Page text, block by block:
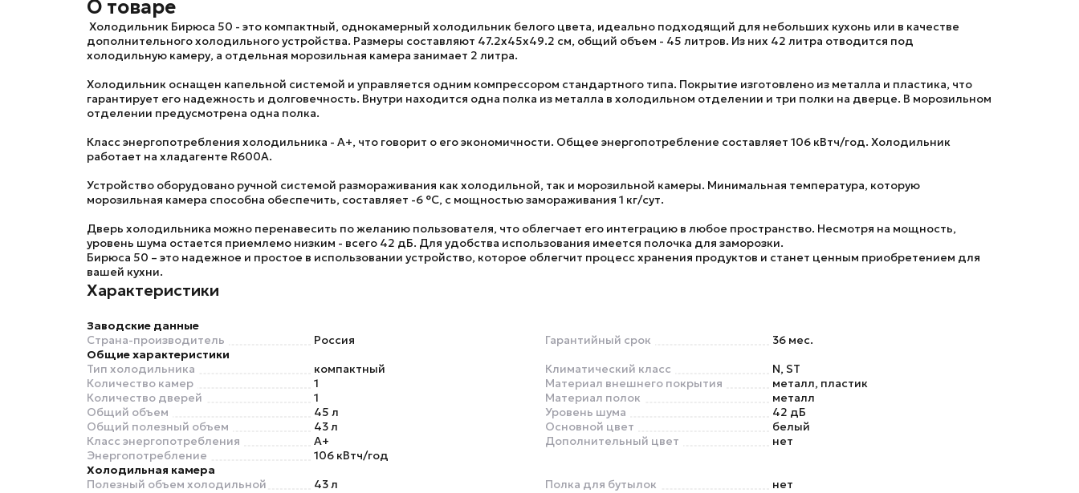
О товаре
Холодильник Бирюса 50 - это компактный, однокамерный холодильник белого цвета, идеально подходящий для небольших кухонь или в качестве
дополнительного холодильного устройства. Размеры составляют 47.2х45x49.2 см, общий объем - 45 литров. Из них 42 литра отводится под
холодильную камеру, а отдельная морозильная камера занимает 2 литра.
Холодильник оснащен капельной системой и управляется одним компрессором стандартного типа. Покрытие изготовлено из металла и пластика, что
гарантирует его надежность и долговечность. Внутри находится одна полка из металла в холодильном отделении и три полки на дверце. В морозильном
отделении предусмотрена одна полка.
Класс энергопотребления холодильника - A+, что говорит о его экономичности. Общее энергопотребление составляет 106 кВтч/год. Холодильник
работает на хладагенте R600A.
Устройство оборудовано ручной системой размораживания как холодильной, так и морозильной камеры. Минимальная температура, которую
морозильная камера способна обеспечить, составляет -6 °C, с мощностью замораживания 1 кг/сут.
Дверь холодильника можно перенавесить по желанию пользователя, что облегчает его интеграцию в любое пространство. Несмотря на мощность,
уровень шума остается приемлемо низким - всего 42 дБ. Для удобства использования имеется полочка для заморозки.
Бирюса 50 – это надежное и простое в использовании устройство, которое облегчит процесс хранения продуктов и станет ценным приобретением для
вашей кухни.
Характеристики
Заводские данные
Страна-производитель
Россия Гарантийный срок
36 мес.
Общие характеристики
Тип холодильника
компактный
Количество камер
1
Количество дверей
1
Общий объем
45 л
Общий полезный объем
43 л
Класс энергопотребления
A+
Энергопотребление
106 кВтч/год
Климатический класс
N, ST
Материал внешнего покрытия
металл, пластик
Материал полок
металл
Уровень шума
42 дБ
Основной цвет
белый
Дополнительный цвет
нет
Холодильная камера
Полезный объем холодильной
43 л
Полка для бутылок
нет